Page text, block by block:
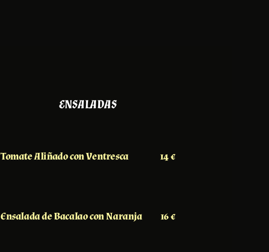
ENSALADAS
Tomate Aliñado con Ventresca 14 €
Ensalada de Bacalao con Naranja 16 €